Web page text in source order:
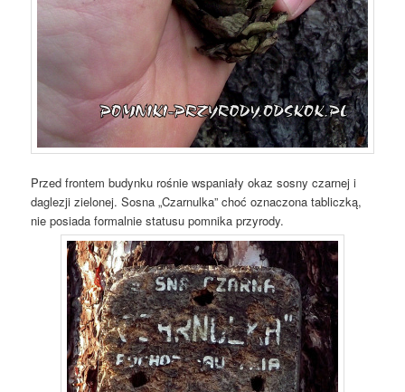
Przed frontem budynku rośnie wspaniały okaz sosny czarnej i
daglezji zielonej. Sosna „Czarnulka” choć oznaczona tabliczką,
nie posiada formalnie statusu pomnika przyrody.